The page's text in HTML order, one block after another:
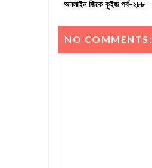
অনলাইন জিকে কুইজ পর্ব-২৮৮
NO COMMENTS: